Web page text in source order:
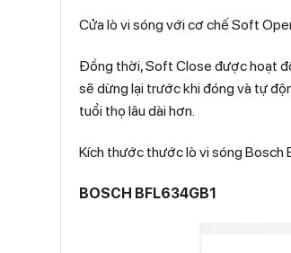
Cửa lò vi sóng với cơ chế Soft
Đồng thời, Soft Close được hoạt
sẽ dừng lại trước khi đóng và tự
tuổi thọ lâu dài hơn.
Kích thước thước lò vi sóng Bosch
BOSCH BFL634GB1